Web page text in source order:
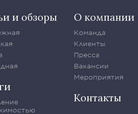
и обзоры О компании
Команда
Клиенты
Пресса
Вакансии
Мероприятия
Контакты